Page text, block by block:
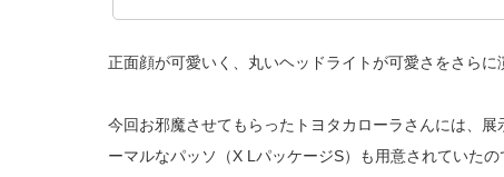
正面顔が可愛いく、丸いヘッドライトが可愛さをさらに
今回お邪魔させてもらったトヨタカローラさんには、
ーマルなパッソ（X LパッケージS）も用意されていた